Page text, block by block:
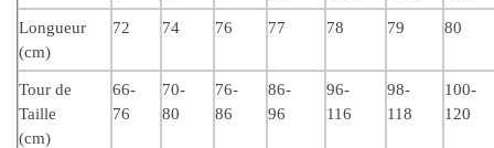
Longueur
(cm)
72 74 76 77 78 79 80
Tour de
Taille
(cm)
66-
76
70-
80
76-
86
86-
96
96-
116
98-
118
100-
120